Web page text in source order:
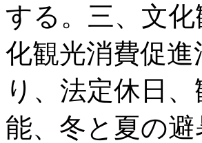
する。三、文
化観光消費促
り、法定休日
能、冬と夏の